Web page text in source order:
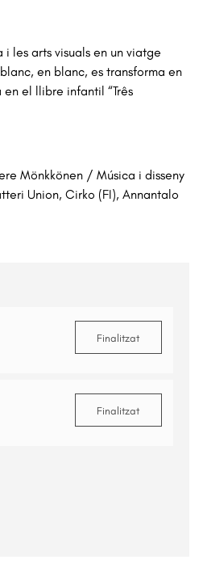
les arts visuals en un viatge
en blanc, es transforma en
en el llibre infantil “Três
Mönkkönen / Música i disseny
Union, Cirko (FI), Annantalo
Finalitzat
Finalitzat